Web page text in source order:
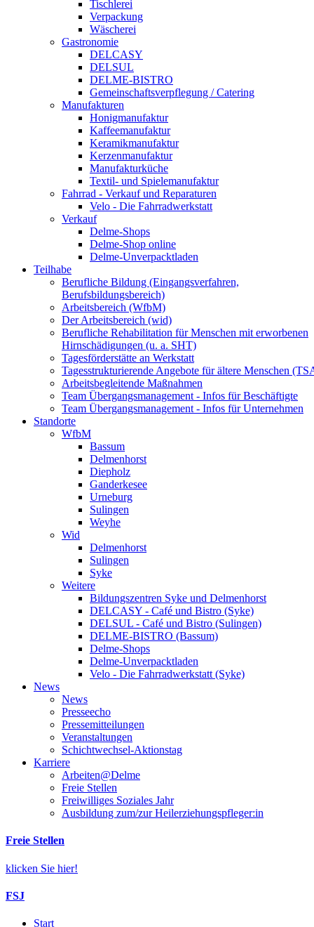
Tischlerei
Verpackung
Wäscherei
Gastronomie
DELCASY
DELSUL
DELME-BISTRO
Gemeinschaftsverpflegung / Catering
Manufakturen
Honigmanufaktur
Kaffeemanufaktur
Keramikmanufaktur
Kerzenmanufaktur
Manufakturküche
Textil- und Spielemanufaktur
Fahrrad - Verkauf und Reparaturen
Velo - Die Fahrradwerkstatt
Verkauf
Delme-Shops
Delme-Shop online
Delme-Unverpacktladen
Teilhabe
Berufliche Bildung (Eingangsverfahren,
Berufsbildungsbereich)
Arbeitsbereich (WfbM)
Der Arbeitsbereich (wid)
Berufliche Rehabilitation für Menschen mit erworbenen
Hirnschädigungen (u. a. SHT)
Tagesförderstätte an Werkstatt
Tagesstrukturierende Angebote für ältere Menschen
Arbeitsbegleitende Maßnahmen
Team Übergangsmanagement - Infos für Beschäftigte
Team Übergangsmanagement - Infos für Unternehmen
Standorte
WfbM
Bassum
Delmenhorst
Diepholz
Ganderkesee
Urneburg
Sulingen
Weyhe
Wid
Delmenhorst
Sulingen
Syke
Weitere
Bildungszentren Syke und Delmenhorst
DELCASY - Café und Bistro (Syke)
DELSUL - Café und Bistro (Sulingen)
DELME-BISTRO (Bassum)
Delme-Shops
Delme-Unverpacktladen
Velo - Die Fahrradwerkstatt (Syke)
News
News
Presseecho
Pressemitteilungen
Veranstaltungen
Schichtwechsel-Aktionstag
Karriere
Arbeiten@Delme
Freie Stellen
Freiwilliges Soziales Jahr
Ausbildung zum/zur Heilerziehungspfleger:in
Freie Stellen
klicken Sie hier!
FSJ
Start